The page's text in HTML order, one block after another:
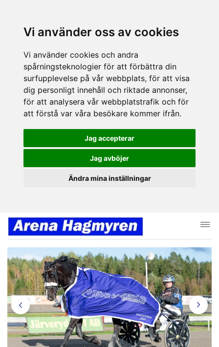
Vi använder oss av cookies
Vi använder cookies och andra
spårningsteknologier för att förbättra din
surfupplevelse på vår webbplats, för att visa
dig personligt innehåll och riktade annonser,
för att analysera vår webbplatstrafik och för
att förstå var våra besökare kommer ifrån.
Jag accepterar
Jag avböjer
Ändra mina inställningar